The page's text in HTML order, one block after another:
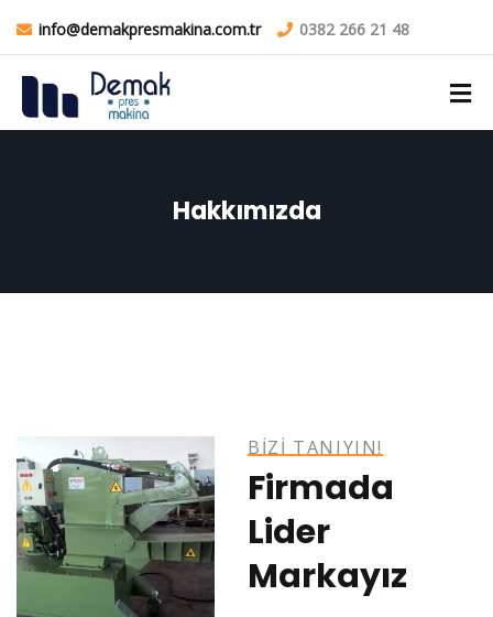
info@demakpresmakina.com.tr 0382 266 21 48
Hakkımızda
BIZI TANIYIN!
Firmada
Lider
Markayız